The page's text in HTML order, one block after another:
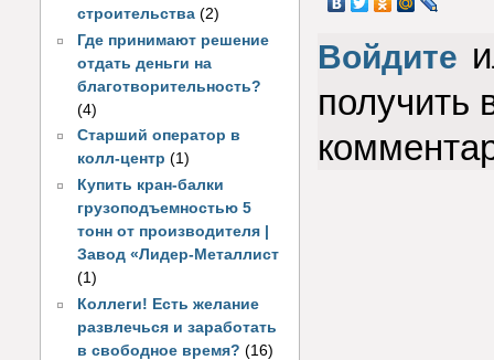
строительства (2)
Где принимают решение
отдать деньги на
благотворительность?
(4)
Старший оператор в
колл-центр (1)
Купить кран-балки
грузоподъемностью 5
тонн от производителя |
Завод «Лидер-Металлист
(1)
Коллеги! Есть желание
развлечься и заработать
в свободное время? (16)
Войдите
получить